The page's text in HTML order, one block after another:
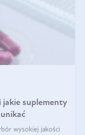
jakie suplementy
wysokiej jakości